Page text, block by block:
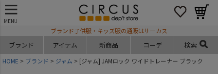
MENU
ブランド子供服・キッズ服の通販はサーカス
ブランド アイテム 新商品 コーデ 検索
HOME ブランド ジャム [ジャム] JAMロック ワイドトレーナー ブラック